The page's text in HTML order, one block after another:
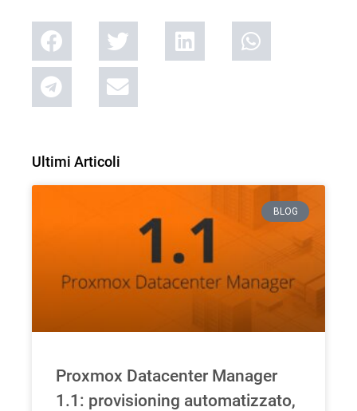
Ultimi Articoli
BLOG
Proxmox Datacenter Manager
1.1: provisioning automatizzato,